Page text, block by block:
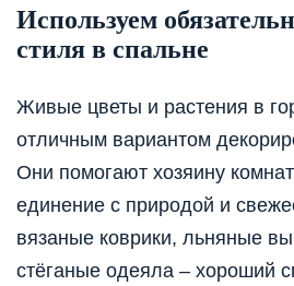
Используем
стиля в спальне
Живые цветы и растения в
отличным вариантом
Они помогают хозяину
единение с природой и
вязаные коврики, льняные
стёганые одеяла – хороший